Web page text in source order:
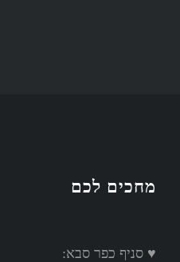
מחכים לכם
♥ סניף כפר סבא: